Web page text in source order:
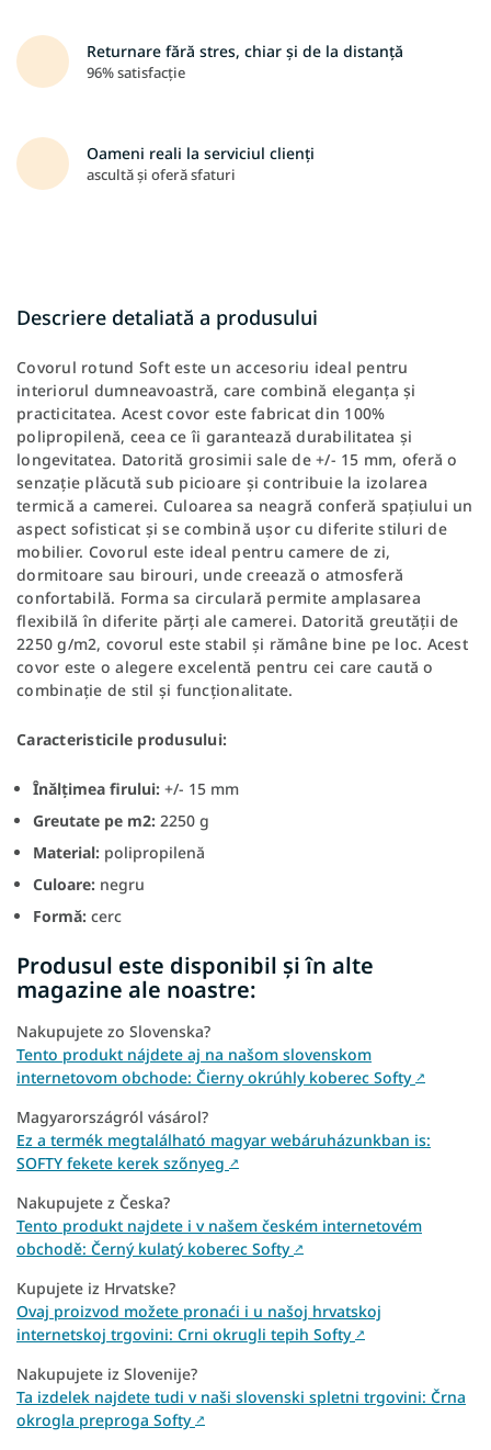
Returnare fără stres, chiar și de la distanță
96% satisfacție
Oameni reali la serviciul clienți
ascultă și oferă sfaturi
Descriere detaliată a produsului
Covorul rotund Soft este un accesoriu ideal pentru
interiorul dumneavoastră, care combină eleganța și
practicitatea. Acest covor este fabricat din 100%
polipropilenă, ceea ce îi garantează durabilitatea și
longevitatea. Datorită grosimii sale de +/- 15 mm, oferă o
senzație plăcută sub picioare și contribuie la izolarea
termică a camerei. Culoarea sa neagră conferă spațiului un
aspect sofisticat și se combină ușor cu diferite stiluri de
mobilier. Covorul este ideal pentru camere de zi,
dormitoare sau birouri, unde creează o atmosferă
confortabilă. Forma sa circulară permite amplasarea
flexibilă în diferite părți ale camerei. Datorită greutății de
2250 g/m2, covorul este stabil și rămâne bine pe loc. Acest
covor este o alegere excelentă pentru cei care caută o
combinație de stil și funcționalitate.
Caracteristicile produsului:
Înălțimea firului: +/- 15 mm
Greutate pe m2: 2250 g
Material: polipropilenă
Culoare: negru
Formă: cerc
Produsul este disponibil și în alte
magazine ale noastre:
Nakupujete zo Slovenska?
Tento produkt nájdete aj na našom slovenskom
internetovom obchode: Čierny okrúhly koberec Softy ↗
Magyarországról vásárol?
Ez a termék megtalálható magyar webáruházunkban is:
SOFTY fekete kerek szőnyeg ↗
Nakupujete z Česka?
Tento produkt najdete i v našem českém internetovém
obchodě: Černý kulatý koberec Softy ↗
Kupujete iz Hrvatske?
Ovaj proizvod možete pronaći i u našoj hrvatskoj
internetskoj trgovini: Crni okrugli tepih Softy ↗
Nakupujete iz Slovenije?
Ta izdelek najdete tudi v naši slovenski spletni trgovini: Črna
okrogla preproga Softy ↗